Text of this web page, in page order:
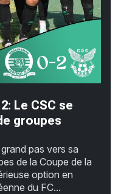
Le CSC se
groupes
pas vers sa
de la Coupe de la
option en
du FC...